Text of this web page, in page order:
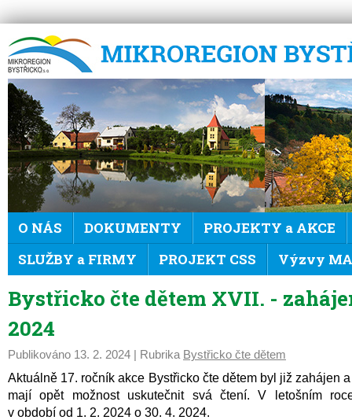
Mikroregion Bystřicko
O NÁS DOKUMENTY
PROJEKTY a AKCE
SLUŽBY a FIRMY
PROJEKT CSS Výzvy
Bystřicko čte dětem XVII. -
2024
Publikováno 13. 2. 2024 | Rubrika Bystřicko čte dětem
Aktuálně 17. ročník akce Bystřicko čte dětem byl již zahájen
mají opět možnost uskutečnit svá čtení. V letošním
v období od 1. 2. 2024 o 30. 4. 2024.